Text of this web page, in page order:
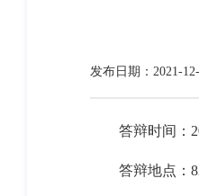
发布日期：2021-
答辩时间：
答辩地点：